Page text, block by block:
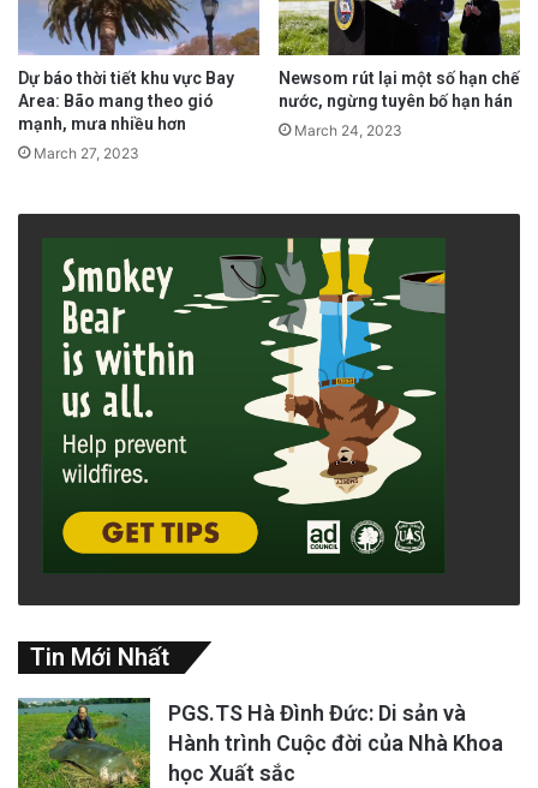
flood
Dự báo thời tiết khu vực Bay
Area: Bão mang theo gió
mạnh, mưa nhiều hơn
March 27, 2023
Newsom rút lại một số hạn chế
nước, ngừng tuyên bố hạn hán
March 24, 2023
Tin Mới Nhất
PGS.TS Hà Đình Đức: Di sản và
Hành trình Cuộc đời của Nhà Khoa
học Xuất sắc